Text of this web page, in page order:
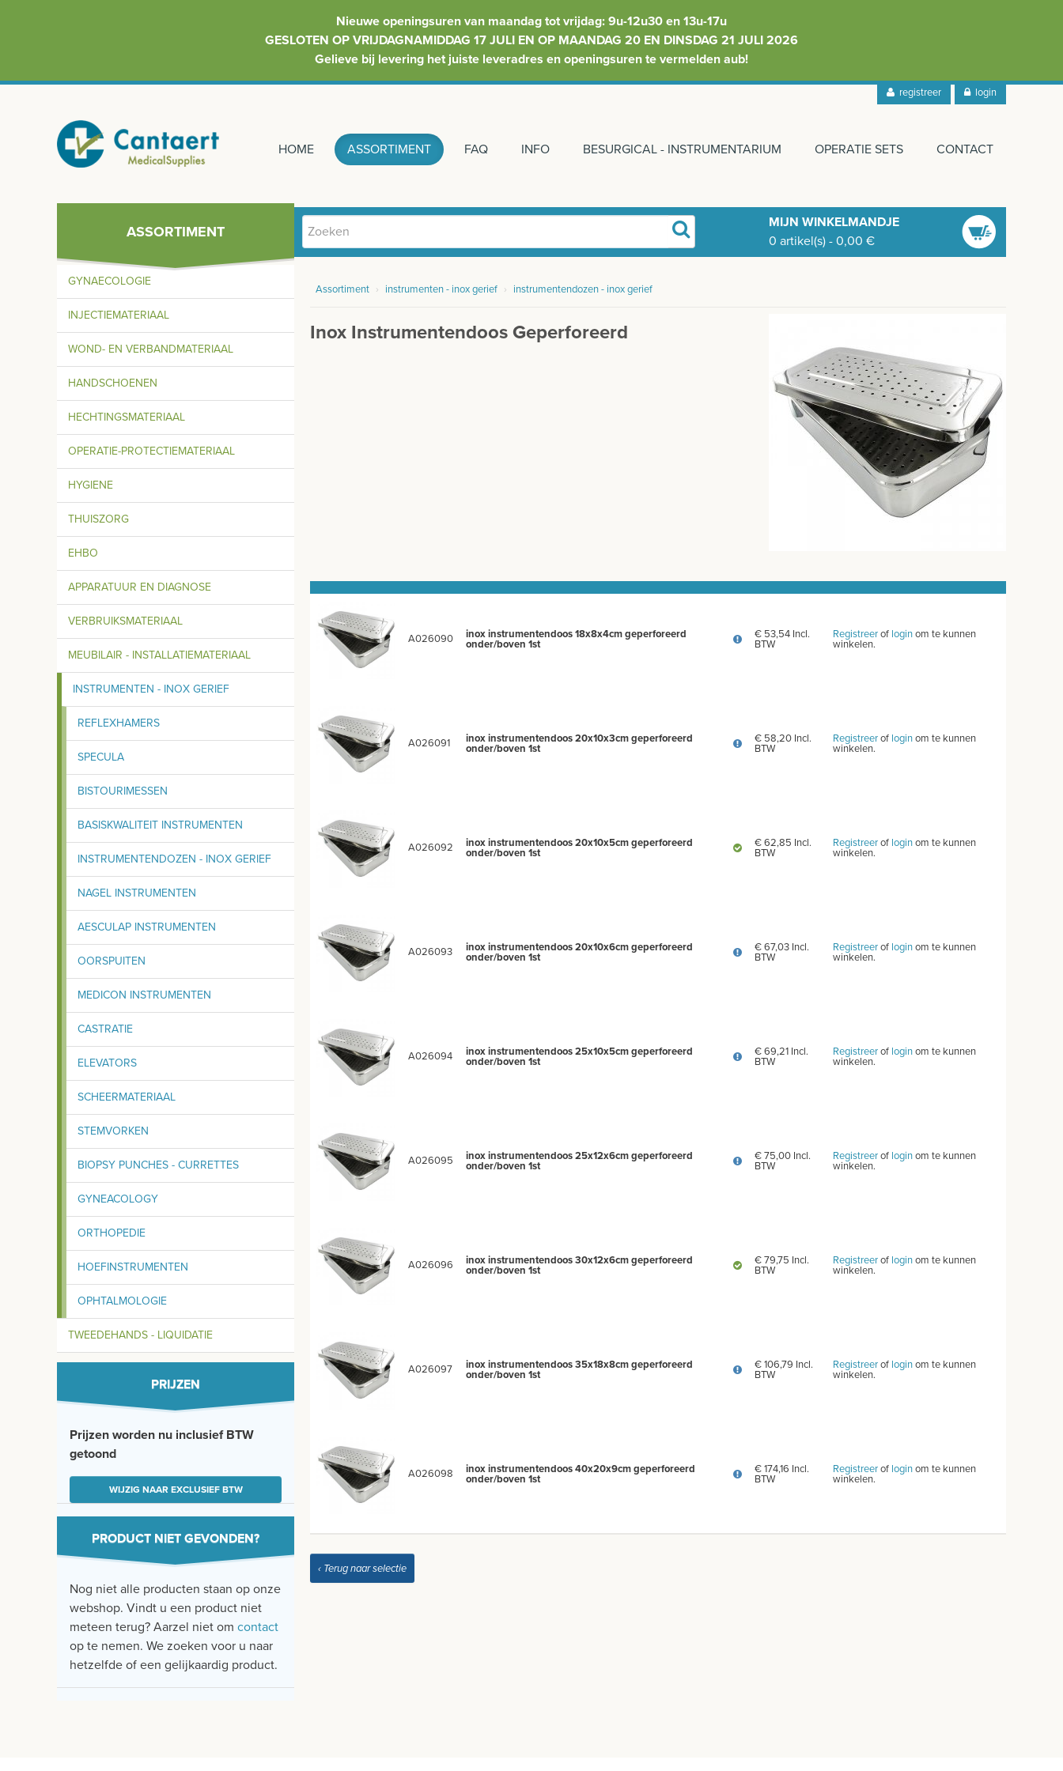
Nieuwe openingsuren van maandag tot vrijdag: 9u-12u30 en 13u-17u
GESLOTEN OP VRIJDAGNAMIDDAG 17 JULI EN OP MAANDAG 20 EN DINSDAG 21 JULI 2026
Gelieve bij levering het juiste leveradres en openingsuren te vermelden aub!
registreer login
HOME ASSORTIMENT FAQ INFO BESURGICAL - INSTRUMENTARIUM OPERATIE SETS CONTACT
ASSORTIMENT
MIJN WINKELMANDJE
0 artikel(s) - 0,00 €
GYNAECOLOGIE
INJECTIEMATERIAAL
WOND- EN VERBANDMATERIAAL
HANDSCHOENEN
HECHTINGSMATERIAAL
OPERATIE-PROTECTIEMATERIAAL
HYGIENE
THUISZORG
EHBO
APPARATUUR EN DIAGNOSE
VERBRUIKSMATERIAAL
MEUBILAIR - INSTALLATIEMATERIAAL
INSTRUMENTEN - INOX GERIEF
REFLEXHAMERS
SPECULA
BISTOURIMESSEN
BASISKWALITEIT INSTRUMENTEN
INSTRUMENTENDOZEN - INOX GERIEF
NAGEL INSTRUMENTEN
AESCULAP INSTRUMENTEN
OORSPUITEN
MEDICON INSTRUMENTEN
CASTRATIE
ELEVATORS
SCHEERMATERIAAL
STEMVORKEN
BIOPSY PUNCHES - CURRETTES
GYNEACOLOGY
ORTHOPEDIE
HOEFINSTRUMENTEN
OPHTALMOLOGIE
TWEEDEHANDS - LIQUIDATIE
PRIJZEN
Prijzen worden nu inclusief BTW
getoond
WIJZIG NAAR EXCLUSIEF BTW
PRODUCT NIET GEVONDEN?
Nog niet alle producten staan op onze
webshop. Vindt u een product niet
meteen terug? Aarzel niet om contact
op te nemen. We zoeken voor u naar
hetzelfde of een gelijkaardig product.
Assortiment › instrumenten - inox gerief › instrumentendozen - inox gerief
Inox Instrumentendoos Geperforeerd
A026090
inox instrumentendoos 18x8x4cm geperforeerd
onder/boven 1st
€ 53,54 Incl.
BTW
Registreerof loginom te kunnen
winkelen.
A026091
inox instrumentendoos 20x10x3cm geperforeerd
onder/boven 1st
€ 58,20 Incl.
BTW
Registreerof loginom te kunnen
winkelen.
A026092
inox instrumentendoos 20x10x5cm geperforeerd
onder/boven 1st
€ 62,85 Incl.
BTW
Registreerof loginom te kunnen
winkelen.
A026093
inox instrumentendoos 20x10x6cm geperforeerd
onder/boven 1st
€ 67,03 Incl.
BTW
Registreerof loginom te kunnen
winkelen.
A026094
inox instrumentendoos 25x10x5cm geperforeerd
onder/boven 1st
€ 69,21 Incl.
BTW
Registreerof loginom te kunnen
winkelen.
A026095
inox instrumentendoos 25x12x6cm geperforeerd
onder/boven 1st
€ 75,00 Incl.
BTW
Registreerof loginom te kunnen
winkelen.
A026096
inox instrumentendoos 30x12x6cm geperforeerd
onder/boven 1st
€ 79,75 Incl.
BTW
Registreerof loginom te kunnen
winkelen.
A026097
inox instrumentendoos 35x18x8cm geperforeerd
onder/boven 1st
€ 106,79 Incl.
BTW
Registreerof loginom te kunnen
winkelen.
A026098
inox instrumentendoos 40x20x9cm geperforeerd
onder/boven 1st
€ 174,16 Incl.
BTW
Registreerof loginom te kunnen
winkelen.
‹ Terug naar selectie